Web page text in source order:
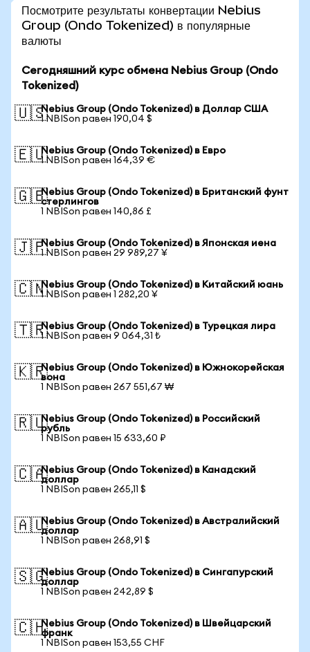
Посмотрите результаты конвертации Nebius
Group (Ondo Tokenized) в популярные
валюты
Сегодняшний курс обмена Nebius Group (Ondo
Tokenized)
🇺🇸Nebius Group (Ondo Tokenized) в Доллар США
1 NBISon равен 190,04 $
🇪🇺Nebius Group (Ondo Tokenized) в Евро
1 NBISon равен 164,39 €
🇬🇧Nebius Group (Ondo Tokenized) в Британский фунт
стерлингов
1 NBISon равен 140,86 £
🇯🇵Nebius Group (Ondo Tokenized) в Японская иена
1 NBISon равен 29 989,27 ¥
🇨🇳Nebius Group (Ondo Tokenized) в Китайский юань
1 NBISon равен 1 282,20 ¥
🇹🇷Nebius Group (Ondo Tokenized) в Турецкая лира
1 NBISon равен 9 064,31 ₺
🇰🇷Nebius Group (Ondo Tokenized) в Южнокорейская
вона
1 NBISon равен 267 551,67 ₩
🇷🇺Nebius Group (Ondo Tokenized) в Российский
рубль
1 NBISon равен 15 633,60 ₽
🇨🇦Nebius Group (Ondo Tokenized) в Канадский
доллар
1 NBISon равен 265,11 $
🇦🇺Nebius Group (Ondo Tokenized) в Австралийский
доллар
1 NBISon равен 268,91 $
🇸🇬Nebius Group (Ondo Tokenized) в Сингапурский
доллар
1 NBISon равен 242,89 $
🇨🇭Nebius Group (Ondo Tokenized) в Швейцарский
франк
1 NBISon равен 153,55 CHF